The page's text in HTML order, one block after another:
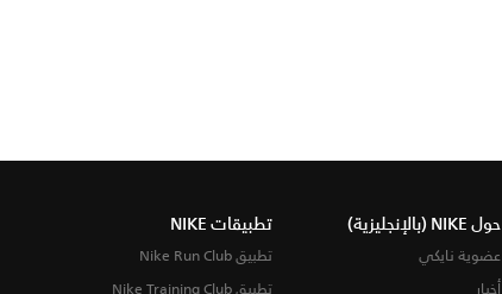
حول NIKE (بالإنجليزية)
عضوية نايكي
تطبيقات NIKE
تطبيق Nike Run Club